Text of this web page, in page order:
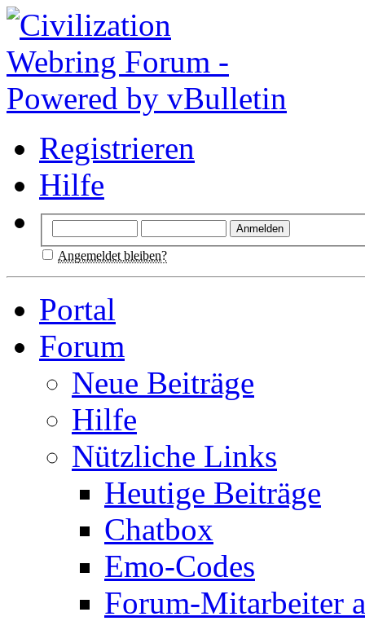
Registrieren
Hilfe
Angemeldet bleiben?
Portal
Forum
Neue Beiträge
Hilfe
Nützliche Links
Heutige Beiträge
Chatbox
Emo-Codes
Forum-Mitarbeiter